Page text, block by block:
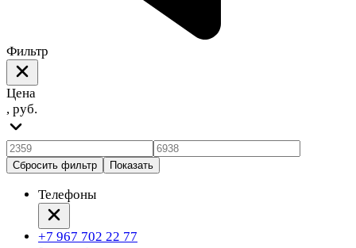
Фильтр
Цена
, руб.
Сбросить фильтр Показать
Телефоны
+7 967 702 22 77